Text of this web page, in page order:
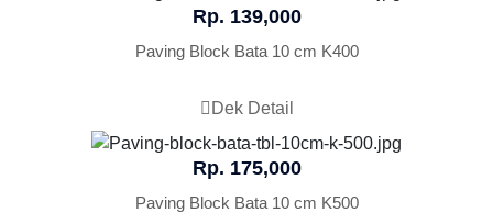
Rp. 139,000
Paving Block Bata 10 cm K400
Dek Detail
Rp. 175,000
Paving Block Bata 10 cm K500